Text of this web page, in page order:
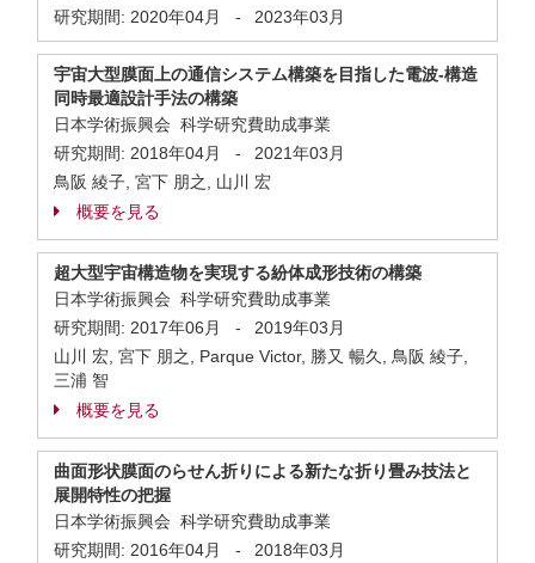
研究期間: 2020年04月 - 2023年03月
宇宙大型膜面上の通信システム構築を目指した電波-構造
同時最適設計手法の構築
日本学術振興会 科学研究費助成事業
研究期間: 2018年04月 -
2021年03月
鳥阪 綾子, 宮下 朋之, 山川 宏
概要を見る
超大型宇宙構造物を実現する紛体成形技術の構築
日本学術振興会 科学研究費助成事業
研究期間: 2017年06月 -
2019年03月
山川 宏, 宮下 朋之, Parque Victor, 勝又 暢久, 鳥阪 綾子,
三浦 智
概要を見る
曲面形状膜面のらせん折りによる新たな折り畳み技法と
展開特性の把握
日本学術振興会 科学研究費助成事業
研究期間: 2016年04月 -
2018年03月